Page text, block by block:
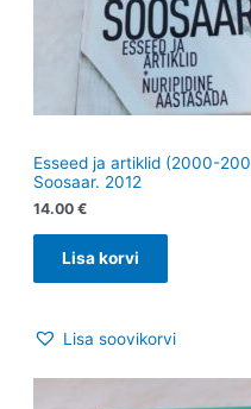
Esseed ja artiklid (2000-
Soosaar. 2012
14.00 €
Lisa korvi
Lisa soovikorvi